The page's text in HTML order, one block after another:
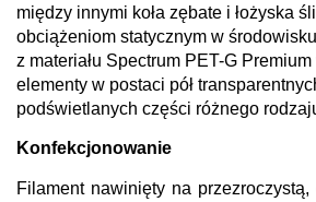
między innymi koła zębate i łożyska
obciążeniom statycznym w
z materiału Spectrum PET-G
elementy w postaci pół
podświetlanych części różnego
Konfekcjonowanie
Filament nawinięty na